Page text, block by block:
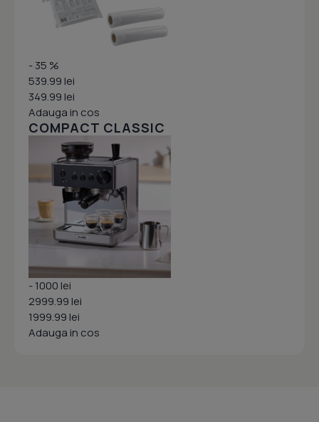
- 35 %
539.99 lei
349.99 lei
Adauga in cos
COMPACT CLASSIC
- 1000 lei
2999.99 lei
1999.99 lei
Adauga in cos